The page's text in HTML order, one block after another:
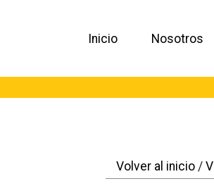
Inicio Nosotros
Volver al inicio /